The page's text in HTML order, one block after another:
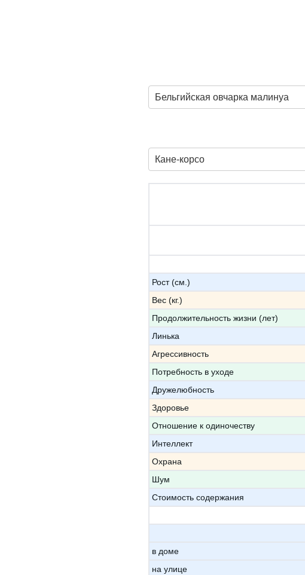
Бельгийская овчарка малинуа
Кане-корсо
Рост (см.)
Вес (кг.)
Продолжительность жизни (лет)
Линька
Агрессивность
Потребность в уходе
Дружелюбность
Здоровье
Отношение к одиночеству
Интеллект
Охрана
Шум
Стоимость содержания
в доме
на улице